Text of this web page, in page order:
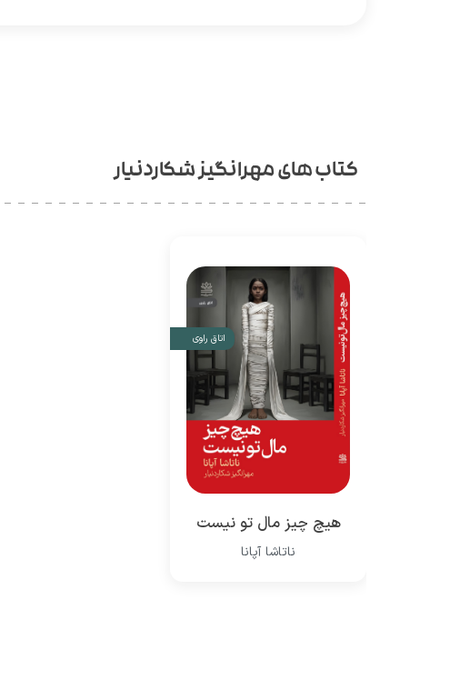
کتاب های مهرانگیز شکاردنیار
اتاق راوی
هیچ چیز مال تو نیست
ناتاشا آپانا